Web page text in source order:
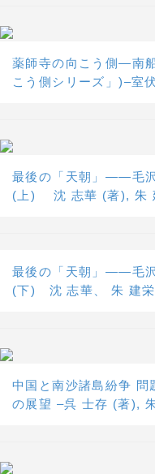
薬師寺の向こう側―南
こう側シリーズ」)–室
最後の「天朝」――毛
(上) 沈 志華 (著), 朱
最後の「天朝」――毛
(下) 沈 志華、 朱 建栄
中国と南沙諸島紛争 問
の展望 –呉 士存 (著),